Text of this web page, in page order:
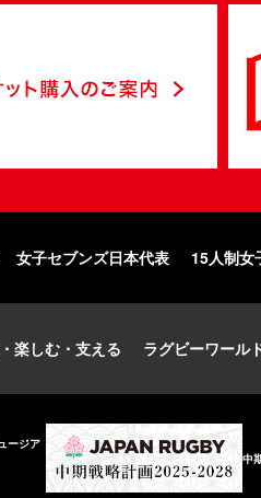
女子セブンズ日本代表 15人制女
楽しむ・支える ラグビーワール
ージア
中